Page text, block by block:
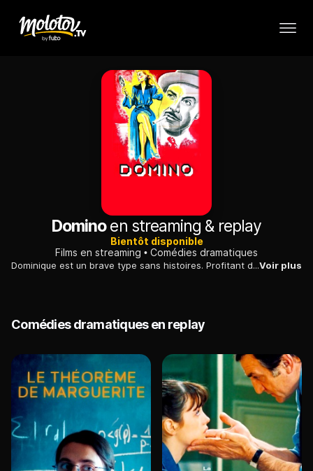
Dominoen streaming & replay
Bientôt disponible
Films en streaming
Comédies dramatiques
Dominique est un brave type sans histoires. Profitant de sa gentillesse, Laurette, la charmante épouse de Heller, lui demande un étrange service : elle le prie de lui faire les yeux doux.Voir plus
Comédies dramatiques en replay